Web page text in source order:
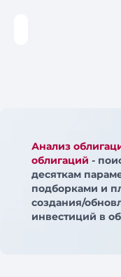
Анализ
облигаций -
десяткам
подборками и
создания/
инвестиций в